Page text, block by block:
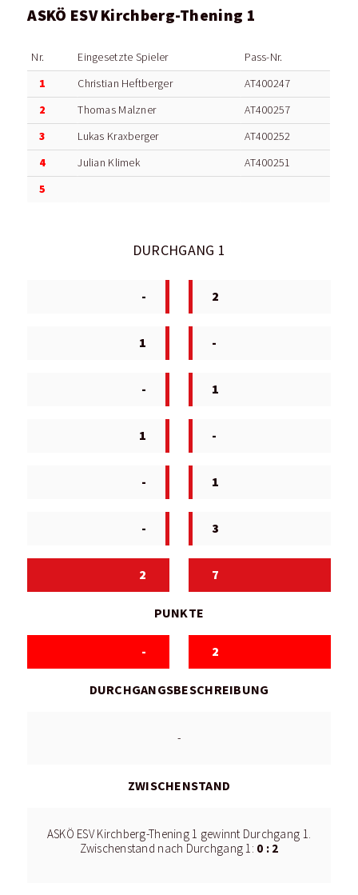
ASKÖ ESV Kirchberg-Thening 1
Nr. Eingesetzte Spieler Pass-Nr.
1 Christian Heftberger AT400247
2 Thomas Malzner AT400257
3 Lukas Kraxberger AT400252
4 Julian Klimek AT400251
5
DURCHGANG 1
- 2
1 -
- 1
1 -
- 1
- 3
2 7
PUNKTE
- 2
DURCHGANGSBESCHREIBUNG
-
ZWISCHENSTAND
ASKÖ ESV Kirchberg-Thening 1 gewinnt Durchgang 1.
Zwischenstand nach Durchgang 1: 0 : 2